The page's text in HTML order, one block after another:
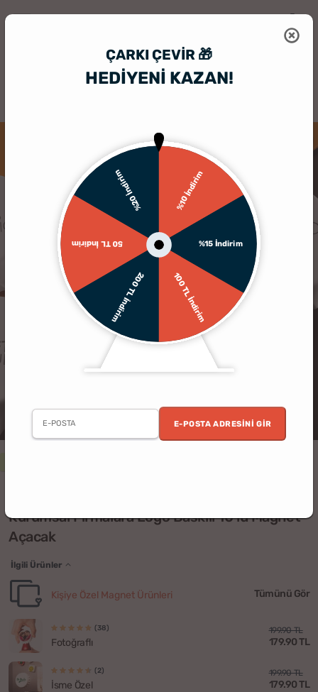
ÇARKI ÇEVIR 🎁
HEDİYENİ KAZAN!
%10 İndirim
%15 İndirim
100 TL İndirim
200 TL İndirim
50 TL İndirim
%20 İndirim
E-POSTA ADRESINI GIR
Kurumsal Firmalara Logo Baskılı 10'lu Magnet
Açacak
İlgili Ürünler
Kişiye Özel Magnet Ürünleri Tümünü Gör
(38)
Fotoğraflı
199.90 TL
179.90 TL
(2)
İsme Özel
199.90 TL
179.90 TL